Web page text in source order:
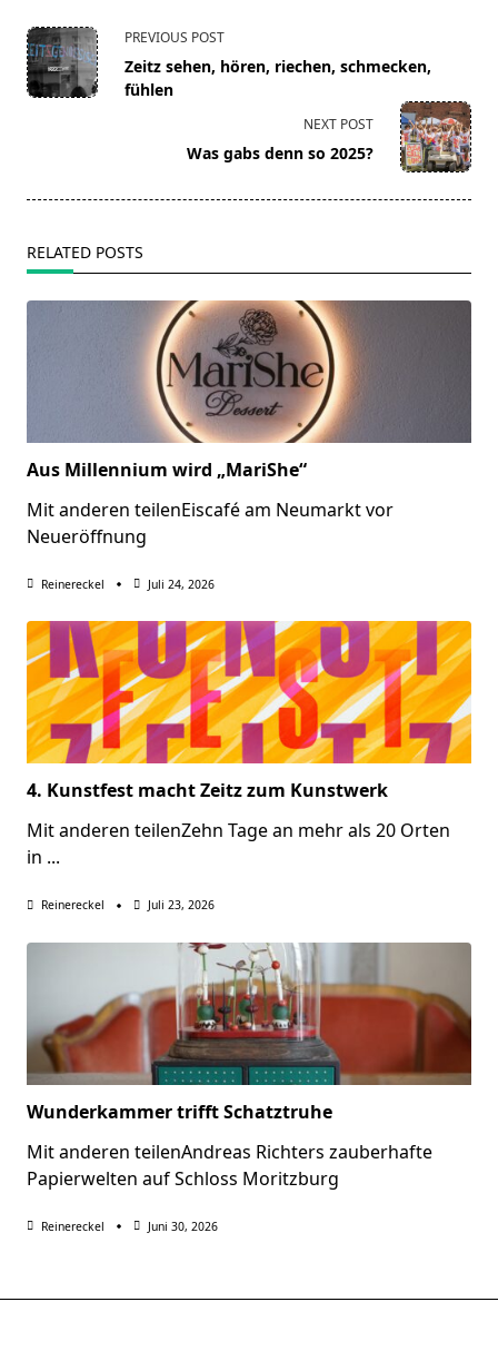
<span
class="nav-
subtitle
PREVIOUS POST
Zeitz sehen, hören, riechen, schmecken,
fühlen
NEXT POST
Was gabs denn so 2025?
RELATED POSTS
Aus Millennium wird „MariShe“
Mit anderen teilenEiscafé am Neumarkt vor
Neueröffnung
Reinereckel Juli 24, 2026
4. Kunstfest macht Zeitz zum Kunstwerk
Mit anderen teilenZehn Tage an mehr als 20 Orten
in ...
Reinereckel Juli 23, 2026
Wunderkammer trifft Schatztruhe
Mit anderen teilenAndreas Richters zauberhafte
Papierwelten auf Schloss Moritzburg
Reinereckel Juni 30, 2026